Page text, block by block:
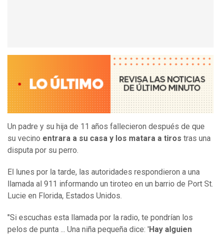
Un padre y su hija de 11 años fallecieron después de que
su vecino entrara a su casa y los matara a tiros tras una
disputa por su perro.
El lunes por la tarde, las autoridades respondieron a una
llamada al 911 informando un tiroteo en un barrio de Port St.
Lucie en Florida, Estados Unidos.
"Si escuchas esta llamada por la radio, te pondrían los
pelos de punta ... Una niña pequeña dice: ' Hay alguien